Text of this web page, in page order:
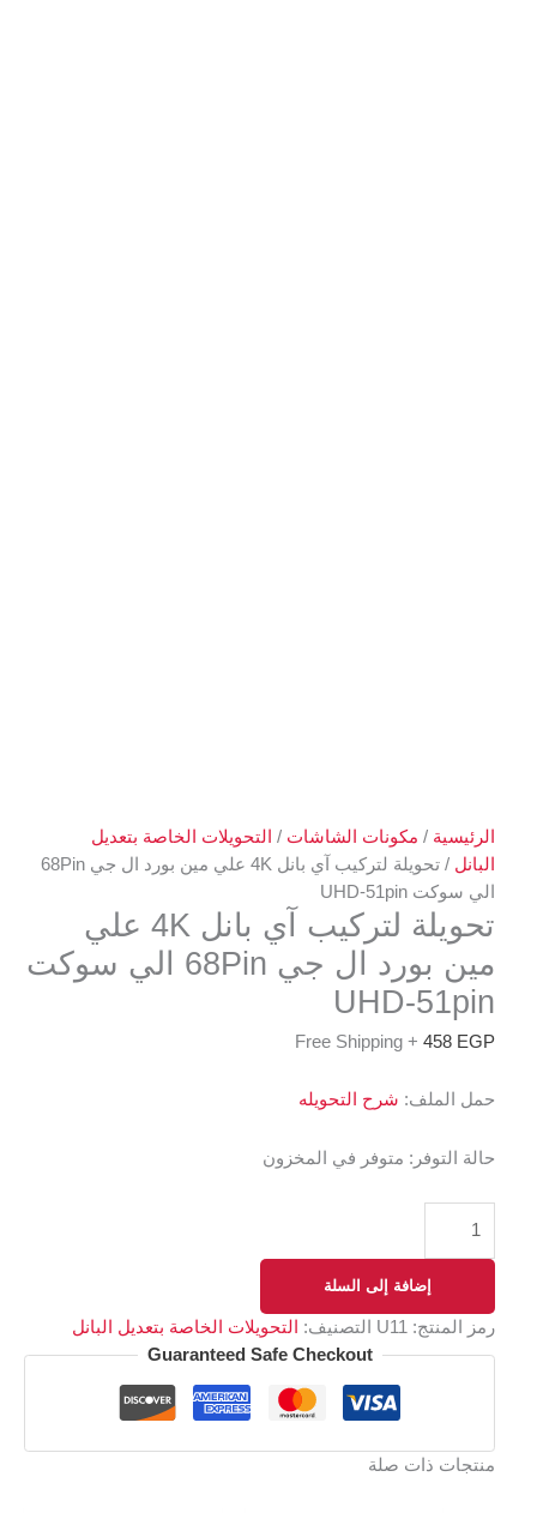
الرئيسية / مكونات الشاشات / التحويلات الخاصة بتعديل
البانل
/ تحويلة لتركيب آي بانل 4K علي مين بورد ال جي 68Pin
الي سوكت UHD-51pin
تحويلة لتركيب آي بانل 4K علي
مين بورد ال جي 68Pin الي سوكت
UHD-51pin
458 EGP
+ Free Shipping
حمل الملف: شرح التحويله
حالة التوفر: متوفر في المخزون
إضافة إلى السلة
رمز المنتج: U11 التصنيف:
التحويلات الخاصة بتعديل البانل
Guaranteed Safe Checkout
منتجات ذات صلة